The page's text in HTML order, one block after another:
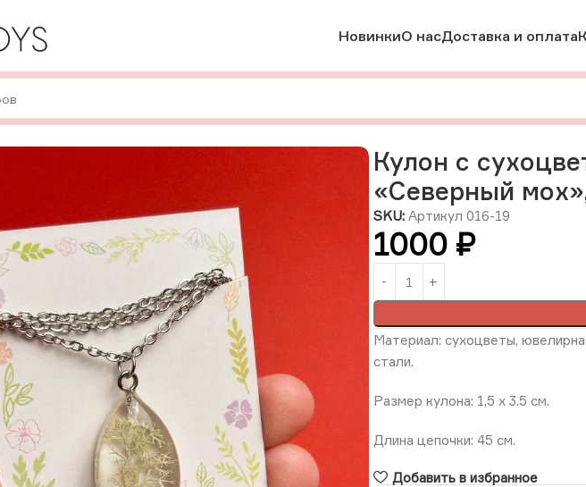
НовинкиО насДоставка и оплата
с сухоцветами Кулон с сухоцветами в ювелирной смоле «Северный мох», РФ
Кулон с
«Северный
SKU: Артикул 016-19
1000 ₽
Материал: сухоцветы,
стали.
Размер кулона: 1,5 х 3.5 см.
Длина цепочки: 45 см.
Добавить в избранное